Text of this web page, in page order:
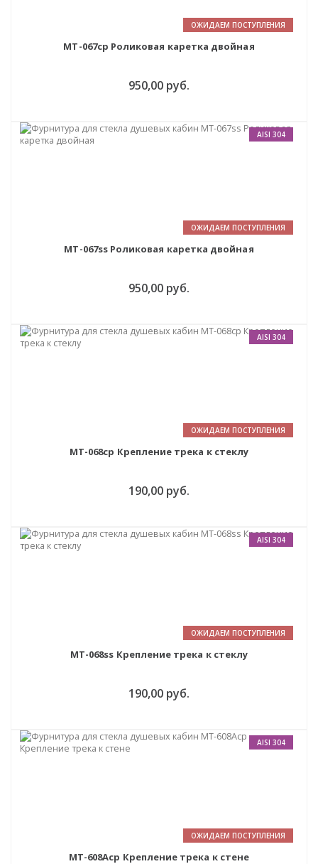
ОЖИДАЕМ ПОСТУПЛЕНИЯ
MT-067cp Роликовая каретка двойная
950,00 руб.
ОЖИДАЕМ ПОСТУПЛЕНИЯ
AISI 304
MT-067ss Роликовая каретка двойная
950,00 руб.
ОЖИДАЕМ ПОСТУПЛЕНИЯ
AISI 304
MT-068cp Крепление трека к стеклу
190,00 руб.
ОЖИДАЕМ ПОСТУПЛЕНИЯ
AISI 304
MT-068ss Крепление трека к стеклу
190,00 руб.
ОЖИДАЕМ ПОСТУПЛЕНИЯ
AISI 304
MT-608Acp Крепление трека к стене